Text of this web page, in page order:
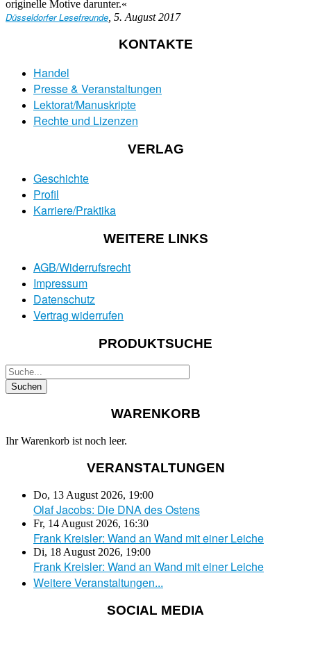
originelle Motive darunter.«
Düsseldorfer Lesefreunde , 5. August 2017
KONTAKTE
Handel
Presse & Veranstaltungen
Lektorat/Manuskripte
Rechte und Lizenzen
VERLAG
Geschichte
Profil
Karriere/Praktika
WEITERE LINKS
AGB/Widerrufsrecht
Impressum
Datenschutz
Vertrag widerrufen
PRODUKTSUCHE
WARENKORB
Ihr Warenkorb ist noch leer.
VERANSTALTUNGEN
Do, 13 August 2026, 19:00
Olaf Jacobs: Die DNA des Ostens
Fr, 14 August 2026, 16:30
Frank Kreisler: Wand an Wand mit einer Leiche
Di, 18 August 2026, 19:00
Frank Kreisler: Wand an Wand mit einer Leiche
Weitere Veranstaltungen...
SOCIAL MEDIA